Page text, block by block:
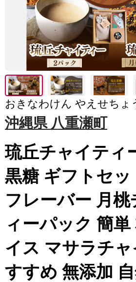
おきなわけん やえせちょ
沖縄県 八重瀬町
琉丘チャイティ
黒糖 ギフトセッ
フレーバー 月桃
ィーパック 簡
イス マサラチ
すすめ 無添加